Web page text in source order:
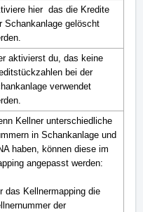
hierdas die Kredite
Schankanlage gelöscht
aktivierst du, das keine
bei der
verwendet
Kellner unterschiedliche
in Schankanlage und
haben, können diese im
angepasst werden:
das Kellnermapping die
der